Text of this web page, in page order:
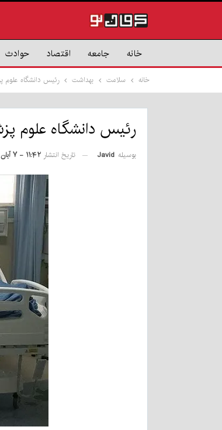
خانه جامعه اقتصاد حوادث
خانه سلامت بهداشت رئیس دانشگاه علوم پزشکی رفسنجان:
رئیس دانشگاه علوم پزشکی رفسنجان: ثبت
بوسیله Javid تاریخ انتشار ۱۱:۴۲ - ۷ آبان ۱۳۹۹